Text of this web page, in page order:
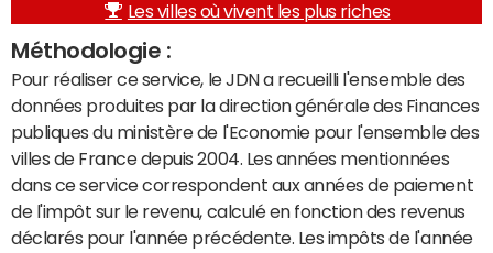
Les villes où vivent les plus riches
Méthodologie :
Pour réaliser ce service, le JDN a recueilli l'ensemble des
données produites par la direction générale des Finances
publiques du ministère de l'Economie pour l'ensemble des
villes de France depuis 2004. Les années mentionnées
dans ce service correspondent aux années de paiement
de l'impôt sur le revenu, calculé en fonction des revenus
déclarés pour l'année précédente. Les impôts de l'année